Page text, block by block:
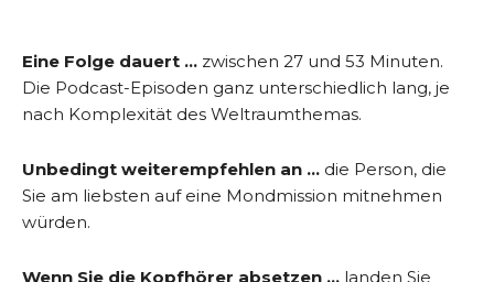
Eine Folge dauert … zwischen 27 und 53 Minuten.
Die Podcast-Episoden ganz unterschiedlich lang, je
nach Komplexität des Weltraumthemas.
Unbedingt weiterempfehlen an … die Person, die
Sie am liebsten auf eine Mondmission mitnehmen
würden.
Wenn Sie die Kopfhörer absetzen … landen Sie